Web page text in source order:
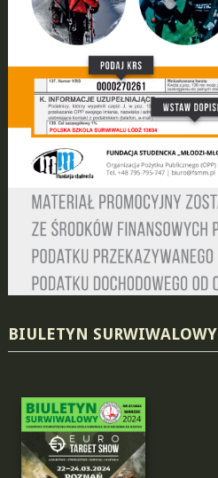
BIULETYN SURWIWALOWY